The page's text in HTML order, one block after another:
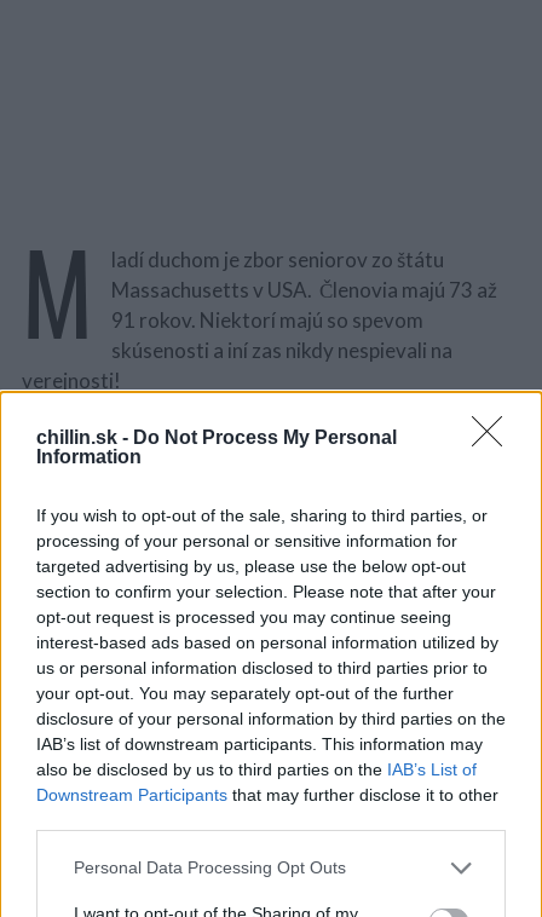
chillin.sk - Do Not Process My Personal
Information
If you wish to opt-out of the sale, sharing to third parties, or
processing of your personal or sensitive information for
targeted advertising by us, please use the below opt-out
section to confirm your selection. Please note that after your
opt-out request is processed you may continue seeing
interest-based ads based on personal information utilized by
us or personal information disclosed to third parties prior to
your opt-out. You may separately opt-out of the further
disclosure of your personal information by third parties on the
IAB’s list of downstream participants. This information may
also be disclosed by us to third parties on the IAB’s List of
Downstream Participants that may further disclose it to other
Personal Data Processing Opt Outs
I want to opt-out of the Sharing of my
M
ladí duchom je zbor seniorov zo štátu
Massachusetts v USA. Členovia majú 73 až
91 rokov. Niektorí majú so spevom
skúsenosti a iní zas nikdy nespievali na
verejnosti!
Pred niekoľkými rokmi tento zbor navštívil veľmi
netypické miesto. V roku 2013 odišiel do väzenia v
Pravda vás prekvapí!
Hudba ľudí spája a Mladí duchom zaspievali Forever
Young. Väzni začali tlieskať postojačky so slzami v
očiach. Bolo to naozaj dobré. Pozrite sa na to
S
e
c
h
f
o
r
: